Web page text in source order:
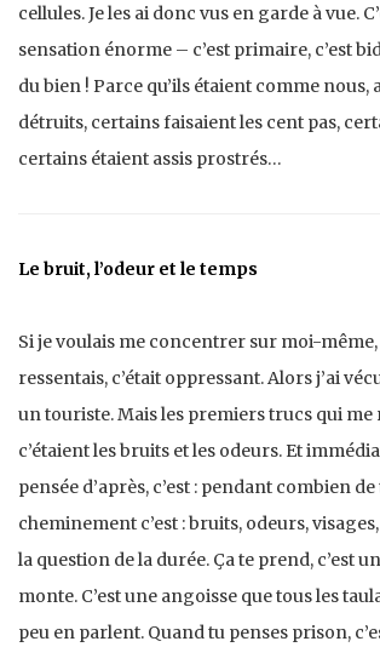
cellules. Je les ai donc vus en garde à vue.
sensation énorme – c’est primaire, c’est
du bien ! Parce qu’ils étaient comme nous,
détruits, certains faisaient les cent pas,
certains étaient assis prostrés…
Le bruit, l’odeur et le temps
Si je voulais me concentrer sur moi-même,
ressentais, c’était oppressant. Alors j’ai
un touriste. Mais les premiers trucs qui me
c’étaient les bruits et les odeurs. Et
pensée d’après, c’est : pendant combien de
cheminement c’est : bruits, odeurs,
la question de la durée. Ça te prend, c’est
monte. C’est une angoisse que tous les
peu en parlent. Quand tu penses prison,